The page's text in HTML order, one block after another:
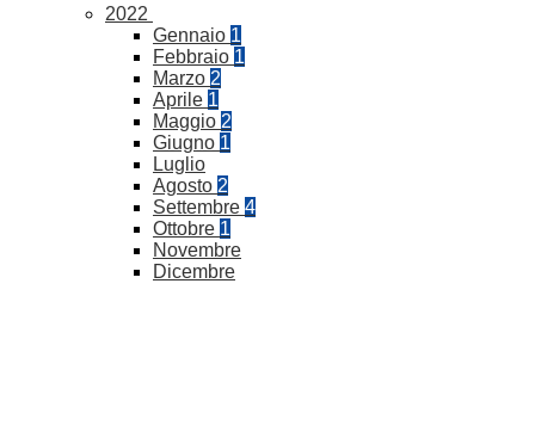
2022
Gennaio 1
Febbraio 1
Marzo 2
Aprile 1
Maggio 2
Giugno 1
Luglio
Agosto 2
Settembre 4
Ottobre 1
Novembre
Dicembre